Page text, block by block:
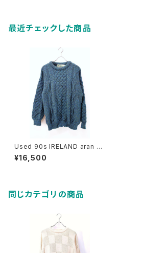
最近チェックした商品
Used 90s IRELAND aran cr
afts Turquoise Green Wool
Fisherman Aran Knit Size L
¥16,500
同じカテゴリの商品